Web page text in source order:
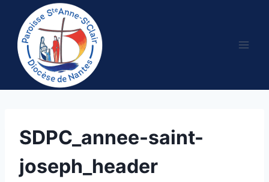
contenu
SDPC_annee-saint-
joseph_header